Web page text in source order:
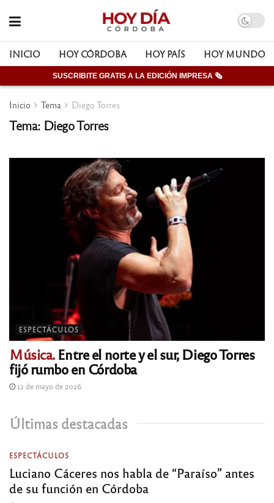
INICIO HOY CÓRDOBA HOY PAÍS HOY MUNDO
SUSCRIBITE GRATIS A LA EDICIÓN IMPRESA 🗞
Inicio Tema Diego Torres
Tema: Diego Torres
ESPECTÁCULOS
Música.Entre el norte y el sur, Diego Torres
fijó rumbo en Córdoba
12 de mayo de 2026
Últimas destacadas
ESPECTÁCULOS
Luciano Cáceres nos habla de “Paraíso” antes
de su función en Córdoba